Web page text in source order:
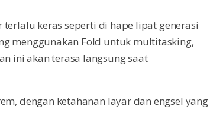
terlalu keras seperti di hape lipat generasi
menggunakan Fold untuk multitasking,
ini akan terasa langsung saat
dengan ketahanan layar dan engsel yang